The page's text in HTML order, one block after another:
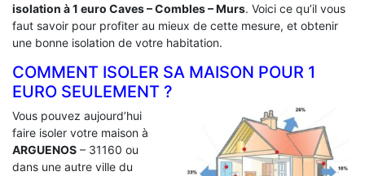
isolation à 1 euro Caves – Combles – Murs. Voici ce qu’il vous
faut savoir pour profiter au mieux de cette mesure, et obtenir
une bonne isolation de votre habitation.
COMMENT ISOLER SA MAISON POUR 1
EURO SEULEMENT ?
Vous pouvez aujourd’hui
faire isoler votre maison à
ARGUENOS – 31160 ou
dans une autre ville du